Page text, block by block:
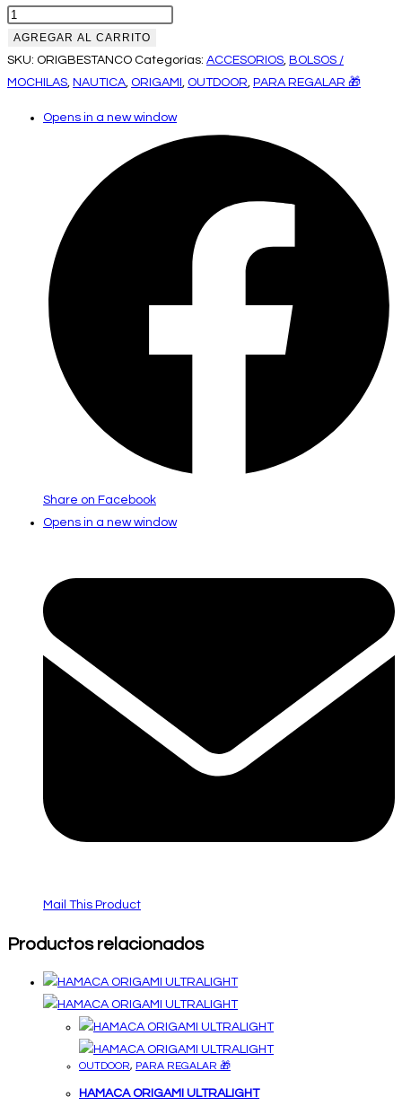
AGREGAR AL CARRITO
SKU: ORIGBESTANCO Categorías: ACCESORIOS, BOLSOS /
MOCHILAS, NAUTICA, ORIGAMI , OUTDOOR, PARA REGALAR 🎁
Opens in a new window
Share on Facebook
Opens in a new window
Mail This Product
Productos relacionados
OUTDOOR, PARA REGALAR 🎁
HAMACA ORIGAMI ULTRALIGHT